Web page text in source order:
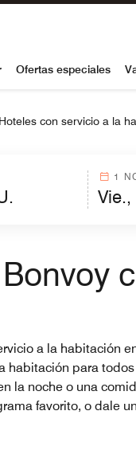
Ofertas especiales
Hoteles con servicio a la
1
a la habitación
habitación para
la noche o una
favorito, o dale